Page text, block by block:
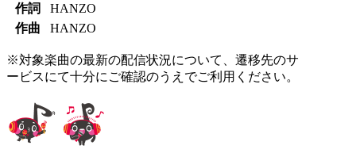
作詞
HANZO
作曲
HANZO
※対象楽曲の最新の配信状況について、遷移先のサ
ービスにて十分にご確認のうえでご利用ください。